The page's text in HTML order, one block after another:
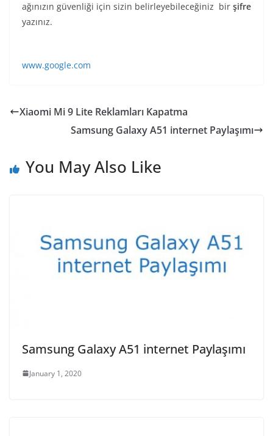
ağınızın güvenliği için sizin belirleyebileceğiniz bir şifre
yazınız.
www.google.com
Xiaomi Mi 9 Lite Reklamları Kapatma
Samsung Galaxy A51 internet Paylaşımı
You May Also Like
Samsung Galaxy A51 internet Paylaşımı
January 1, 2020